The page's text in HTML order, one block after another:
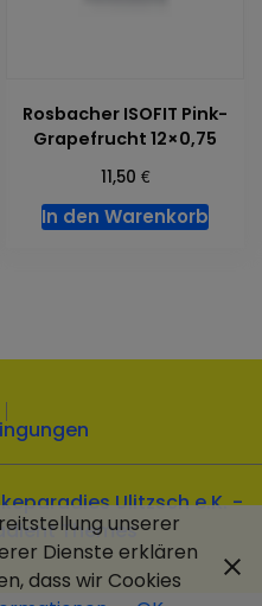
Rosbacher ISOFIT Pink-
Grapefrucht 12×0,75
11,50 €
In den Warenkorb
Ulitzsch e.K. -
Themesunserer
Dienste erklären
dass wir Cookies